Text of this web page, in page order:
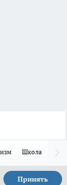
Школа
Принять